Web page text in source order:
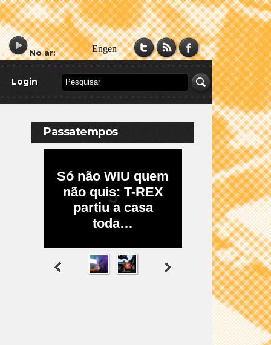
No ar:
Login
Passatempos